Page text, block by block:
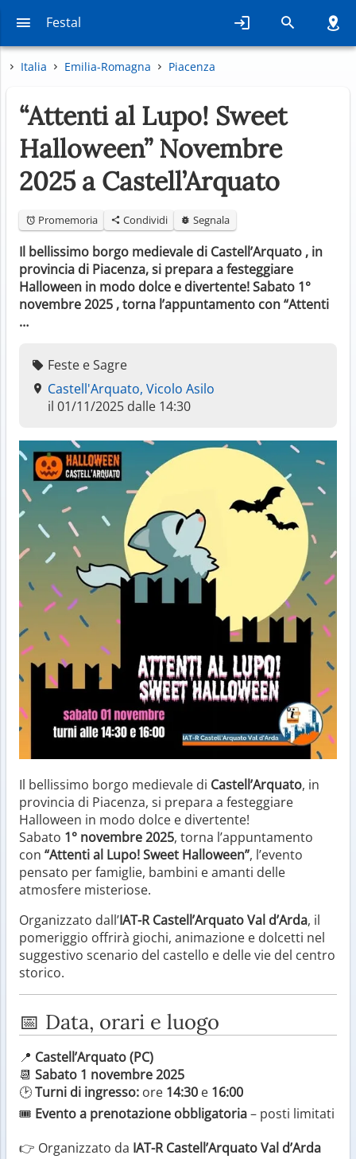
Festal
Italia Emilia-Romagna Piacenza
“Attenti al Lupo! Sweet
Halloween” Novembre
2025 a Castell’Arquato
Promemoria Condividi Segnala
Il bellissimo borgo medievale di Castell’Arquato , in
provincia di Piacenza, si prepara a festeggiare
Halloween in modo dolce e divertente! Sabato 1°
novembre 2025 , torna l’appuntamento con “Attenti
…
Feste e Sagre
Castell'Arquato, Vicolo Asilo
il 01/11/2025 dalle 14:30
Il bellissimo borgo medievale di Castell’Arquato, in
provincia di Piacenza, si prepara a festeggiare
Halloween in modo dolce e divertente!
Sabato 1° novembre 2025, torna l’appuntamento
con “Attenti al Lupo! Sweet Halloween”, l’evento
pensato per famiglie, bambini e amanti delle
atmosfere misteriose.
Organizzato dall’IAT-R Castell’Arquato Val d’Arda, il
pomeriggio offrirà giochi, animazione e dolcetti nel
suggestivo scenario del castello e delle vie del centro
storico.
📅 Data, orari e luogo
📍 Castell’Arquato (PC)
📆 Sabato 1 novembre 2025
🕑Turni di ingresso: ore 14:30 e 16:00
🎟 Evento a prenotazione obbligatoria– posti limitati
👉 Organizzato da IAT-R Castell’Arquato Val d’Arda